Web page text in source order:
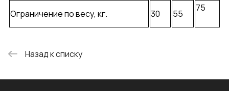
Ограничение по весу, кг.
30 55
75
Назад к списку